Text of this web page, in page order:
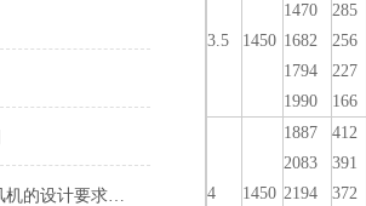
ZTF-4F温控轴流风机的设计要求及安装前须知
3.5 1450
1470
1682
1794
1990
285
256
227
166
4 1450
1887
2083
2194
412
391
372